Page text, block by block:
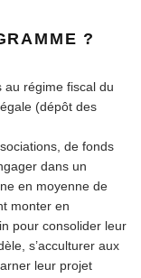
?
au régime fiscal du
(dépôt des
de fonds
dans un
en moyenne de
monter en
pour consolider leur
s’acculturer aux
leur projet